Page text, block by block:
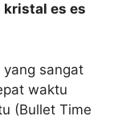
es es
yang sangat
waktu
(Bullet Time